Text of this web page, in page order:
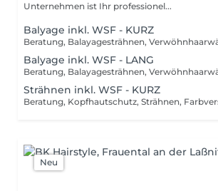
Unternehmen ist Ihr professionel...
Balyage inkl. WSF - KURZ
Balyage inkl. WSF - LANG
Strähnen inkl. WSF - KURZ
Neu